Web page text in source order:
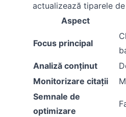
actualizează tiparele
Aspect
Focus principal
Analiză conținut
Monitorizare citații
Semnale de
optimizare